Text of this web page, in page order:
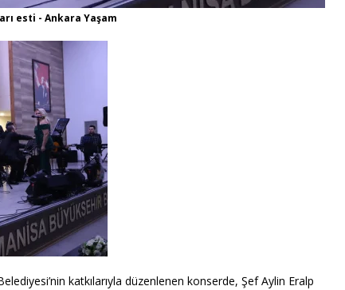
Esenboğa Havalimanı Raylı Sistem Projesi İhalesi Sonuçları
esti - Ankara Yaşam
katkılarıyla düzenlenen konserde, Şef Aylin Eralp